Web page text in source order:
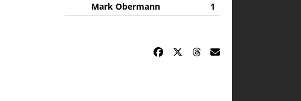
Mark Obermann
1